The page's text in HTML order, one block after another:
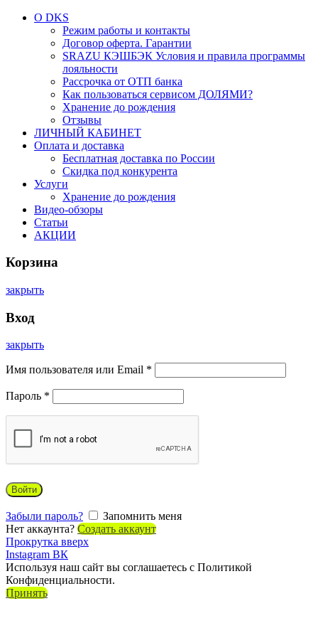
О DKS
Режим работы и контакты
Договор оферта. Гарантии
SRAZU КЭШБЭК Условия и правила программы
лояльности
Рассрочка от ОТП банка
Как пользоваться сервисом ДОЛЯМИ?
Хранение до рождения
Отзывы
ЛИЧНЫЙ КАБИНЕТ
Оплата и доставка
Бесплатная доставка по России
Скидка под конкурента
Услуги
Хранение до рождения
Видео-обзоры
Статьи
АКЦИИ
Корзина
закрыть
Вход
закрыть
Имя пользователя или Email *
Пароль *
Войти
Забыли пароль?
Запомнить меня
Нет аккаунта? Создать аккаунт
Прокрутка вверх
Instagram ВК
Используя наш сайт вы соглашаетесь с Политикой
Конфиденциальности.
Принять